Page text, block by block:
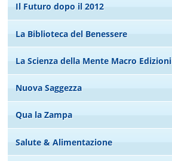
Il Futuro dopo il 2012
La Biblioteca del Benessere
La Scienza della Mente Macro Edizioni
Nuova Saggezza
Qua la Zampa
Salute & Alimentazione